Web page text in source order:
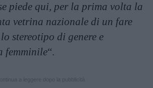
piede qui, per la prima volta la
vetrina nazionale di un fare
stereotipo di genere e
femminile“.